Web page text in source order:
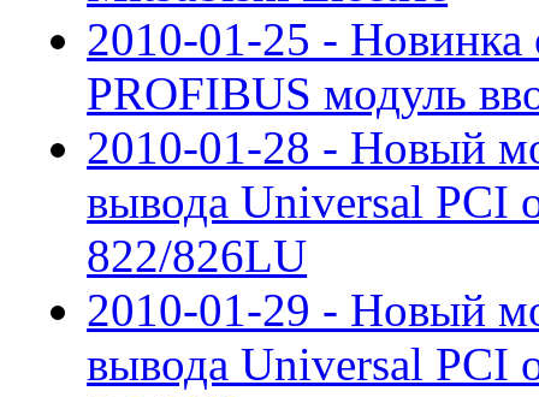
2010-01-25 -
PROFIBUS модуль
2010-01-28 - Новый
вывода Universal PCI
822/826LU
2010-01-29 - Новый
вывода Universal PCI